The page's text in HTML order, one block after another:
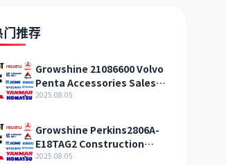
卡尔玛 杰西博
门推荐
Growshine 21086600 Volvo
Penta Accessories Sales
Center
2025.08.05
Growshine Perkins2806A-
E18TAG2 Construction
Machinery Internal
2025.08.05